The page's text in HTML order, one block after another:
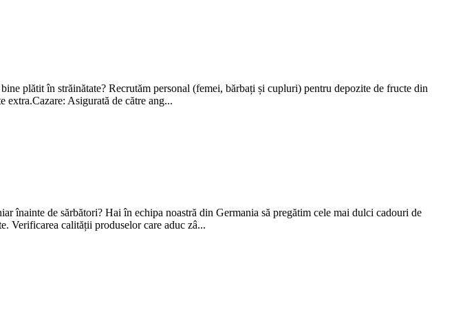
plătit în străinătate? Recrutăm personal (femei, bărbați și cupluri) pentru depozite de fructe din
Asigurată de către ang...
înainte de sărbători? Hai în echipa noastră din Germania să pregătim cele mai dulci cadouri de
Verificarea calității produselor care aduc zâ...